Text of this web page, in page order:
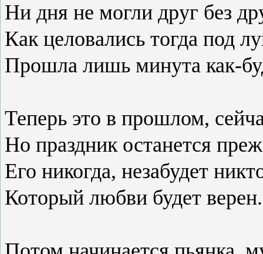
Ни дня не могли друг без
Как целовались тогда под
Прошла лишь минута как-
Теперь это в прошлом,
Но праздник останется
Его никогда, незабудет
Который любви будет верен.